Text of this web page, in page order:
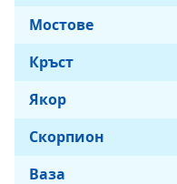
Мостове
Кръст
Якор
Скорпион
Ваза